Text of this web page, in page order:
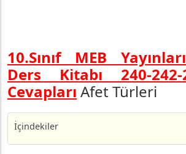
10.Sınıf MEB
Ders Kitabı 240-
Cevapları Afet Türleri
İçindekiler
10. Sınıf Coğrafya Ders Kitabı Sayfa